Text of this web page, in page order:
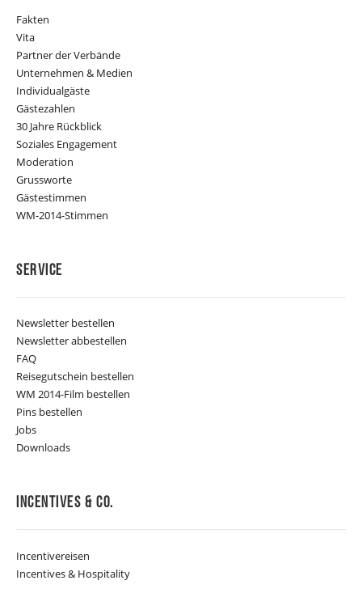
Fakten
Vita
Partner der Verbände
Unternehmen & Medien
Individualgäste
Gästezahlen
30 Jahre Rückblick
Soziales Engagement
Moderation
Grussworte
Gästestimmen
WM-2014-Stimmen
Service
Newsletter bestellen
Newsletter abbestellen
FAQ
Reisegutschein bestellen
WM 2014-Film bestellen
Pins bestellen
Jobs
Downloads
Incentives & Co.
Incentivereisen
Incentives & Hospitality